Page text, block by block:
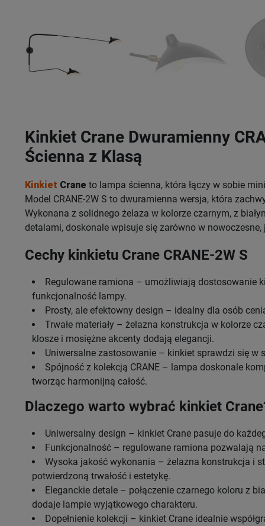
Kinkiet Crane Dwuramienny
Ścienna z Klasą
Kinkiet Crane to lampa ścienna, która łączy w sobie
Model CRANE-2W S to dwuramienna wersja, która
Wykonana z solidnego żelaza w kolorze czarnym, z
detalami, doskonale wpisuje się zarówno w
Cechy kinkietu Crane CRANE-2W S
Regulowane ramiona – umożliwiają dostosowanie
funkcjonalność lampy.
Prosty, ale efektowny design – idealny dla osób
Trwałe materiały – żelazna konstrukcja w kolorze
klosze i mosiężne akcenty dodają elegancji.
Uniwersalne zastosowanie – kinkiet sprawdzi się w
Spójność z kolekcją CRANE – lampa doskonale
tworząc harmonijną całość.
Dlaczego warto wybrać kinkiet
Uniwersalny design – kinkiet Crane pasuje do
Funkcjonalność – regulowane ramiona pozwalają
Wysoka jakość wykonania – żelazna konstrukcja i
potwierdzoną trwałość i estetykę.
Eleganckie detale – połączenie czarnego koloru z
dodaje lampie wyjątkowego charakteru.
Dopełnienie kolekcji – kinkiet Crane idealnie